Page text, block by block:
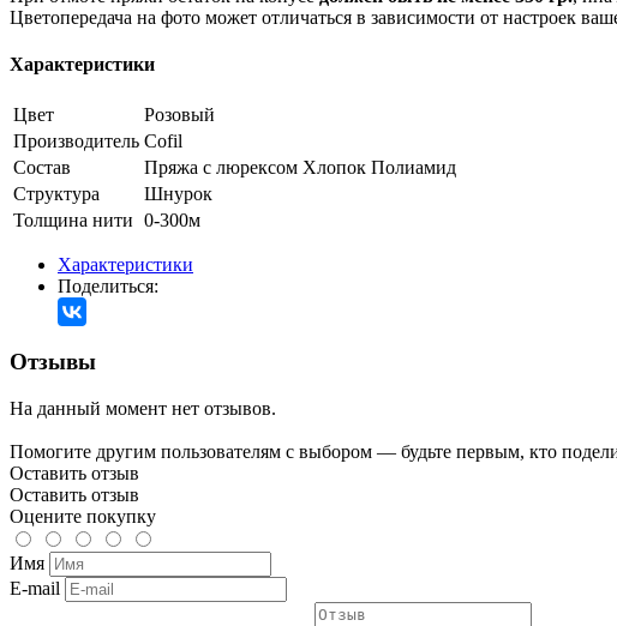
Цветопередача на фото может отличаться в зависимости от настроек
Характеристики
Цвет
Розовый
Производитель Cofil
Состав
Пряжа с люрексом Хлопок Полиамид
Структура
Шнурок
Толщина нити 0-300м
Характеристики
Поделиться:
Отзывы
На данный момент нет отзывов.
Помогите другим пользователям с выбором — будьте первым, кто
Оставить отзыв
Оставить отзыв
Оцените покупку
Имя
E-mail